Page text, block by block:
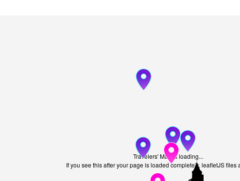
Travelers' Map is loading...
If you see this after your page is loaded completely, leafletJS files